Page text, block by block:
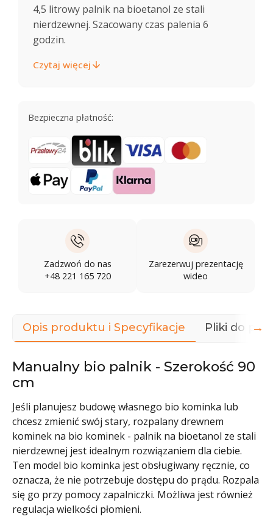
4,5 litrowy palnik na bioetanol ze stali
nierdzewnej. Szacowany czas palenia 6
godzin.
Czytaj więcej
Bezpieczna płatność:
Zadzwoń do nas
+48 221 165 720
Zarezerwuj prezentację
wideo
Opis produktu i Specyfikacje Pliki do
Manualny bio palnik - Szerokość 90
cm
Jeśli planujesz budowę własnego bio kominka lub
chcesz zmienić swój stary, rozpalany drewnem
kominek na bio kominek - palnik na bioetanol ze stali
nierdzewnej jest idealnym rozwiązaniem dla ciebie.
Ten model bio kominka jest obsługiwany ręcznie, co
oznacza, że nie potrzebuje dostępu do prądu. Rozpala
się go przy pomocy zapalniczki. Możliwa jest również
regulacja wielkości płomieni.
→